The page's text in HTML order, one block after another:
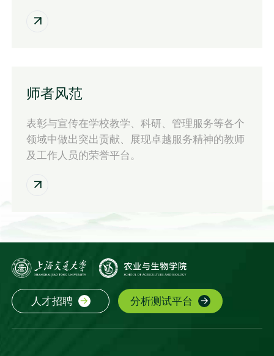
师者风范
表彰与宣传在学校教学、科研、管理服务等各个
领域中做出突出贡献、展现卓越服务精神的教师
及工作人员的荣誉平台。
人才招聘 分析测试平台